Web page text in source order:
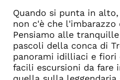
Quando si punta in
non c'è che l'imbarazzo
Pensiamo alle
pascoli della conca di
panorami idilliaci e fiori
facili escursioni da fare